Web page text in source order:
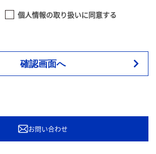
個人情報の取り扱いに同意する
確認画面へ
お問い合わせ